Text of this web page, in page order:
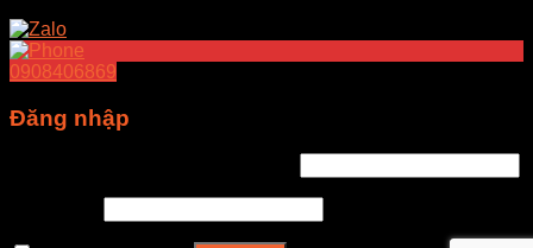
0908406869
Đăng nhập